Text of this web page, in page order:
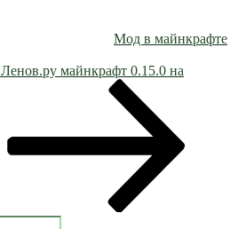
Мод в майнкрафте
Ленов.ру майнкрафт 0.15.0 на